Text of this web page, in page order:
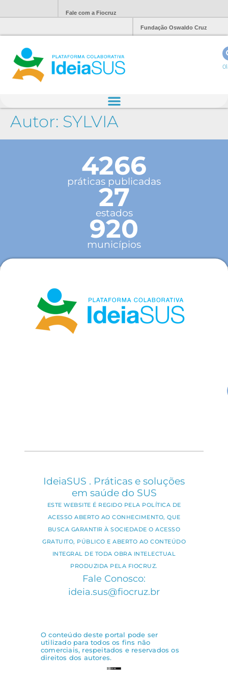
Fale com a Fiocruz
Fundação Oswaldo Cruz
Autor: SYLVIA
4266
práticas publicadas
27
estados
920
municípios
IdeiaSUS . Práticas e soluções
em saúde do SUS
ESTE WEBSITE É REGIDO PELA POLÍTICA DE
ACESSO ABERTO AO CONHECIMENTO, QUE
BUSCA GARANTIR À SOCIEDADE O ACESSO
GRATUITO, PÚBLICO E ABERTO AO CONTEÚDO
INTEGRAL DE TODA OBRA INTELECTUAL
PRODUZIDA PELA FIOCRUZ.
Fale Conosco:
ideia.sus@fiocruz.br
O conteúdo deste portal pode ser
utilizado para todos os fins não
comerciais, respeitados e reservados os
direitos dos autores.